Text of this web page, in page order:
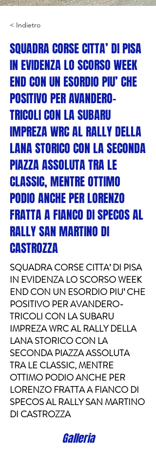
< Indietro
SQUADRA CORSE CITTA’ DI PISA
IN EVIDENZA LO SCORSO WEEK
END CON UN ESORDIO PIU’ CHE
POSITIVO PER AVANDERO-
TRICOLI CON LA SUBARU
IMPREZA WRC AL RALLY DELLA
LANA STORICO CON LA SECONDA
PIAZZA ASSOLUTA TRA LE
CLASSIC, MENTRE OTTIMO
PODIO ANCHE PER LORENZO
FRATTA A FIANCO DI SPECOS AL
RALLY SAN MARTINO DI
CASTROZZA
SQUADRA CORSE CITTA’ DI PISA
IN EVIDENZA LO SCORSO WEEK
END CON UN ESORDIO PIU’ CHE
POSITIVO PER AVANDERO-
TRICOLI CON LA SUBARU
IMPREZA WRC AL RALLY DELLA
LANA STORICO CON LA
SECONDA PIAZZA ASSOLUTA
TRA LE CLASSIC, MENTRE
OTTIMO PODIO ANCHE PER
LORENZO FRATTA A FIANCO DI
SPECOS AL RALLY SAN MARTINO
DI CASTROZZA
Galleria